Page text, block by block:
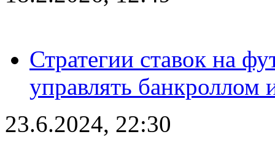
Стратегии ставок на
управлять банкроллом
23.6.2024, 22:30